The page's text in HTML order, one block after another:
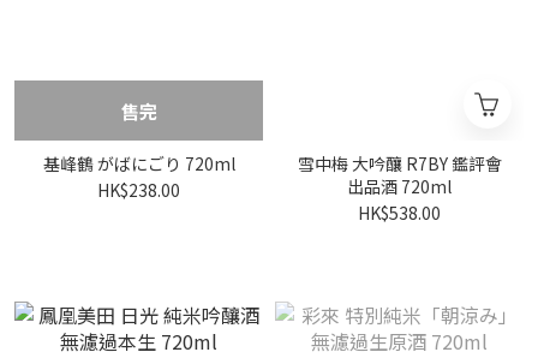
售完
基峰鶴 がばにごり 720ml
HK$238.00
雪中梅 大吟釀 R7BY 鑑評會
出品酒 720ml
HK$538.00